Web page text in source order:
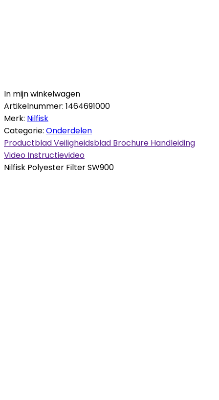
In mijn winkelwagen
Artikelnummer: 1464691000
Merk: Nilfisk
Categorie: Onderdelen
ProductbladVeiligheidsblad Brochure Handleiding
Video Instructievideo
Nilfisk Polyester Filter SW900